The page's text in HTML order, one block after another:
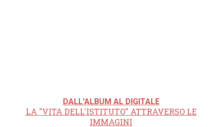
DALL'ALBUM AL DIGITALE
LA "VITA DELL'ISTITUTO" ATTRAVERSO LE
IMMAGINI